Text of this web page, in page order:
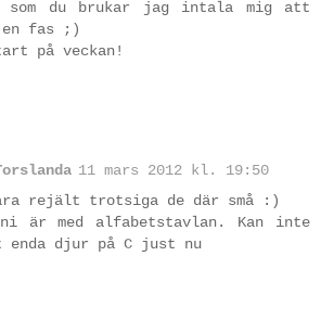
som du brukar jag intala mig att
fas ;)
på veckan!
11 mars 2012 kl. 19:50
rejält trotsiga de där små :)
är med alfabetstavlan. Kan inte
enda djur på C just nu